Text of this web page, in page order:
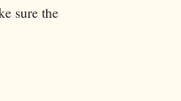
sure the